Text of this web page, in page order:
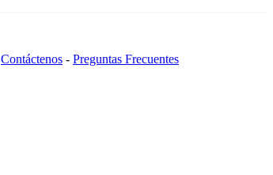
Contáctenos - Preguntas Frecuentes